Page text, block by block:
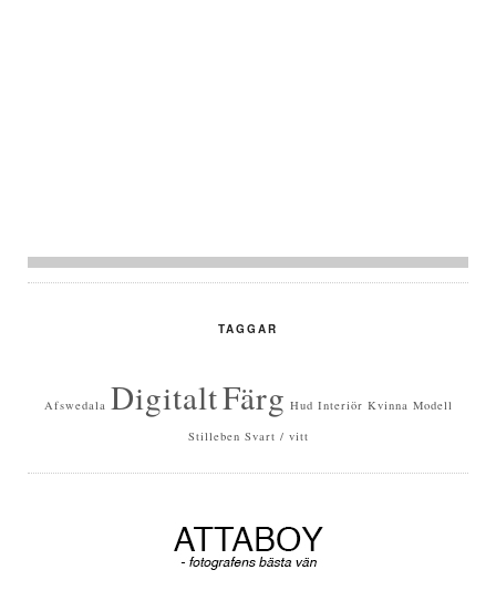
TAGGAR
Afswedala DigitaltFärg Hud Interiör Kvinna Modell
Stilleben Svart / vitt